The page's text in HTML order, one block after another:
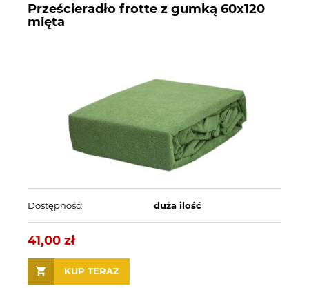
Prześcieradło frotte z gumką 60x120
mięta
Dostępność: duża ilość
41,00 zł
KUP TERAZ